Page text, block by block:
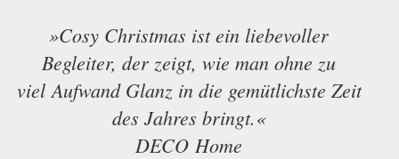
»Cosy Christmas ist ein liebevoller
Begleiter, der zeigt, wie man ohne zu
viel Aufwand Glanz in die gemütlichste Zeit
des Jahres bringt.«
DECO Home